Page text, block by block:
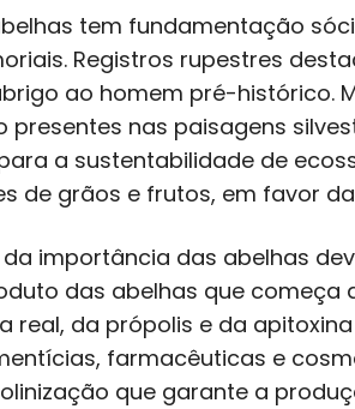
tem fundamentação
Registros rupestres
ao homem pré-histórico.
presentes nas paisagens
a sustentabilidade de
de grãos e frutos, em favor
importância das abelhas
das abelhas que começa
real, da própolis e da
farmacêuticas e
que garante a